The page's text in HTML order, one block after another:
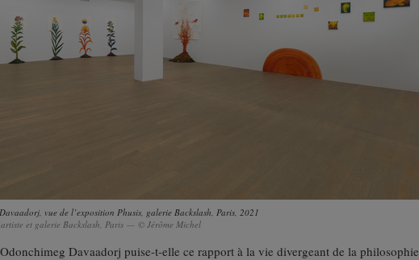
vue de l’exposition Phusis, galerie Backslash, Paris, 2021
et galerie Backslash, Paris — © Jérôme Michel
Davaadorj puise-t-elle ce rapport à la vie divergeant de la philosophie